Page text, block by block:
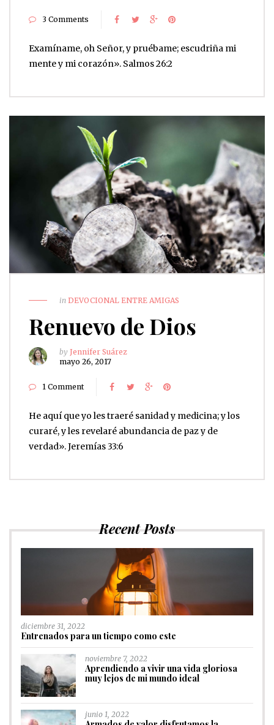
3 Comments
Examíname, oh Señor, y pruébame; escudriña mi
in DEVOCIONAL ENTRE AMIGAS
Renuevo de Dios
by Jennifer Suárez
mayo 26, 2017
1 Comment
He aquí que yo les traeré sanidad y medicina; y los
curaré, y les revelaré abundancia de paz y de
Recent Posts
diciembre 31, 2022
Entrenados para un tiempo como este
noviembre 7, 2022
Aprendiendo a vivir una vida gloriosa
muy lejos de mi mundo ideal
junio 1, 2022